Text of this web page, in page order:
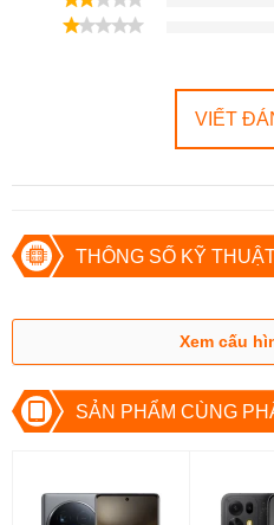
Hạng mục
Chi tiết
6.78" AMOLED,
12/16 GB + 256
50 MP f/1.8 OIS (1/
2.0 OTG
Định vị
GPS L1+L5, BDS,
Vân tay quang học
Android 15, OriginOS
Màu sắc
Trắng, Xám, Vàng
4.1. Màn hình: mượt +
VIẾT
THÔNG SỐ KỸ
Xem cấu
SẢN PHẨM CÙNG